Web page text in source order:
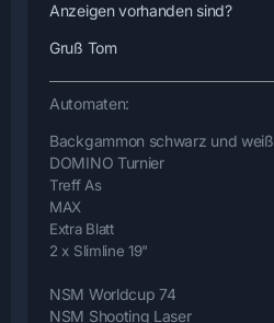
Anzeigen vorhanden sind?
Gruß Tom
Automaten:
Backgammon schwarz und weiß
DOMINO Turnier
Treff As
MAX
Extra Blatt
2 x Slimline 19"
NSM Worldcup 74
NSM Shooting Laser